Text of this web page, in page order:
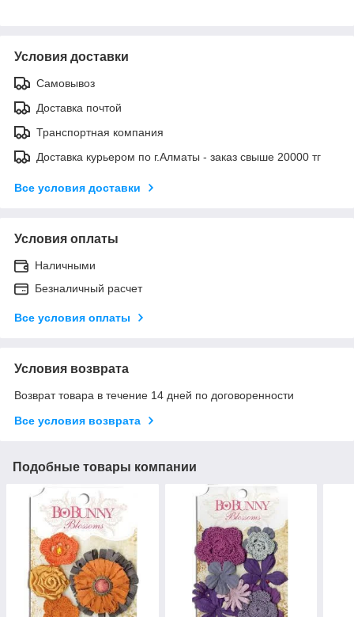
Условия доставки
Самовывоз
Доставка почтой
Транспортная компания
Доставка курьером по г.Алматы - заказ свыше 20000 тг
Все условия доставки
Условия оплаты
Наличными
Безналичный расчет
Все условия оплаты
Условия возврата
Возврат товара в течение 14 дней по договоренности
Все условия возврата
Подобные товары компании